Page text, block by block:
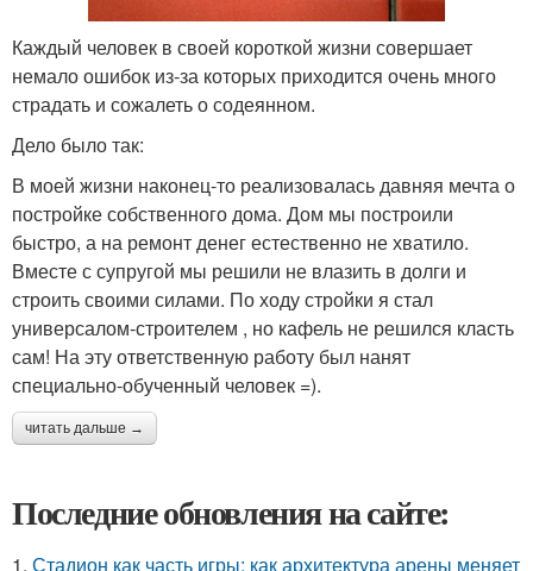
Каждый человек в своей короткой жизни совершает
немало ошибок из-за которых приходится очень много
страдать и сожалеть о содеянном.
Дело было так:
В моей жизни наконец-то реализовалась давняя мечта о
постройке собственного дома. Дом мы построили
быстро, а на ремонт денег естественно не хватило.
Вместе с супругой мы решили не влазить в долги и
строить своими силами. По ходу стройки я стал
универсалом-строителем , но кафель не решился класть
сам! На эту ответственную работу был нанят
специально-обученный человек =).
читать дальше →
Последние обновления на сайте:
1. Стадион как часть игры: как архитектура арены меняет